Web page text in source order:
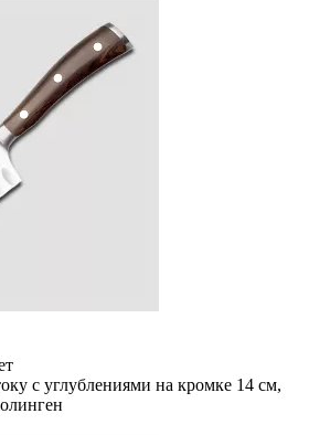
с углублениями на кромке 14 см,